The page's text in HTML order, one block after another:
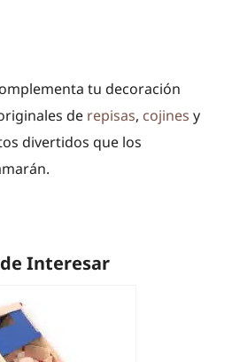
tu decoración
de repisas, cojines y
divertidos que los
Interesar